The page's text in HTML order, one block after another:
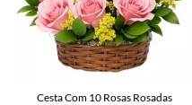
Cesta Com 10 Rosas Rosadas